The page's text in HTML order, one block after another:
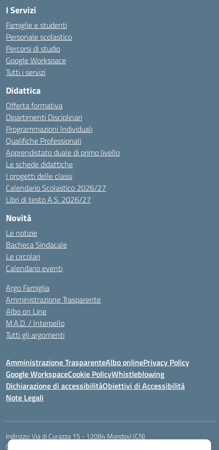
I Servizi
Famiglie e studenti
Personale scolastico
Percorsi di studio
Google Workspace
Tutti i servizi
Didattica
Offerta formativa
Dipartimenti Disciplinari
Programmazioni Individuali
Qualifiche Professionali
Apprendistato duale di primo livello
Le schede didattiche
I progetti delle classi
Calendario Scolastico 2026/27
Libri di testo A.S. 2026/27
Novità
Le notizie
Bacheca Sindacale
Le circolari
Calendario eventi
Argo Famiglia
Amministrazione Trasparente
Albo on Line
M.A.D. / Interpello
Tutti gli argomenti
Amministrazione TrasparenteAlbo onlinePrivacy Policy
Google WorkspaceCookie PolicyWhistleblowing
Dichiarazione di accessibilitàObiettivi di Accessibilità
Note Legali
Indirizzo:Via di Curazza 15 - 12084 Mondovì (CN)
Centralino: